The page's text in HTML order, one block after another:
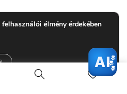
AI
élmény érdekében